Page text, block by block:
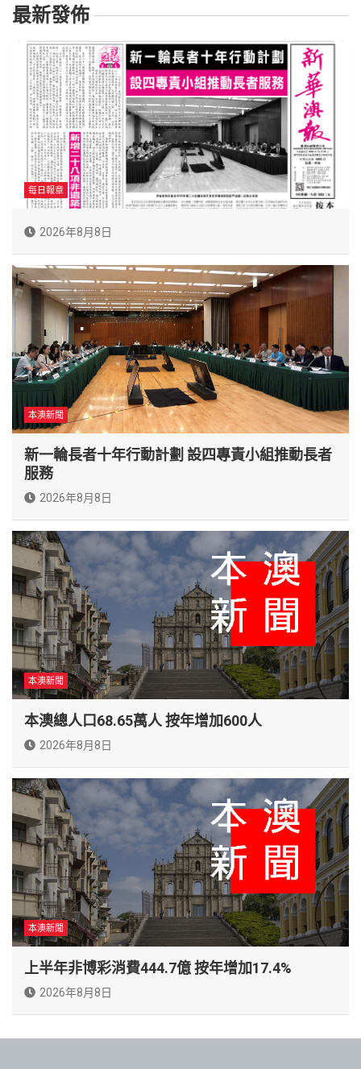
最新發佈
每日報章
2026年8月8日
本澳新聞
新一輪長者十年行動計劃 設四專責小組推動長者
服務
2026年8月8日
本澳新聞
本澳總人口68.65萬人 按年增加600人
2026年8月8日
本澳新聞
上半年非博彩消費444.7億 按年增加17.4%
2026年8月8日